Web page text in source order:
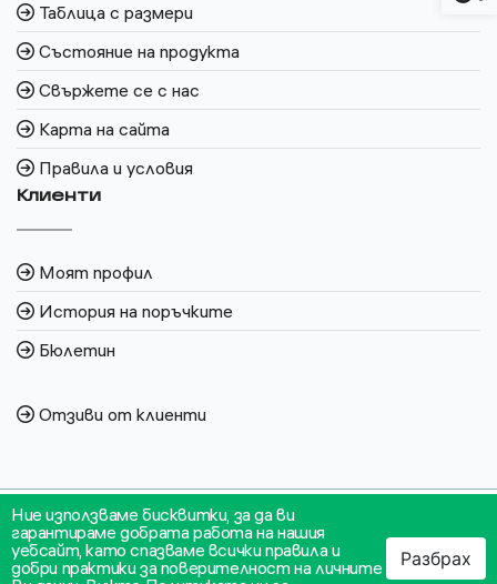
Ние използваме бисквитки, за да ви
гарантираме добрата работа на нашия
уебсайт, като спазваме всички правила и
добри практики за поверителност на личните
Разбрах
Таблица с размери
Състояние на продукта
Свържете се с нас
Карта на сайта
Правила и условия
Клиенти
Моят профил
История на поръчките
Бюлетин
Отзиви от клиенти